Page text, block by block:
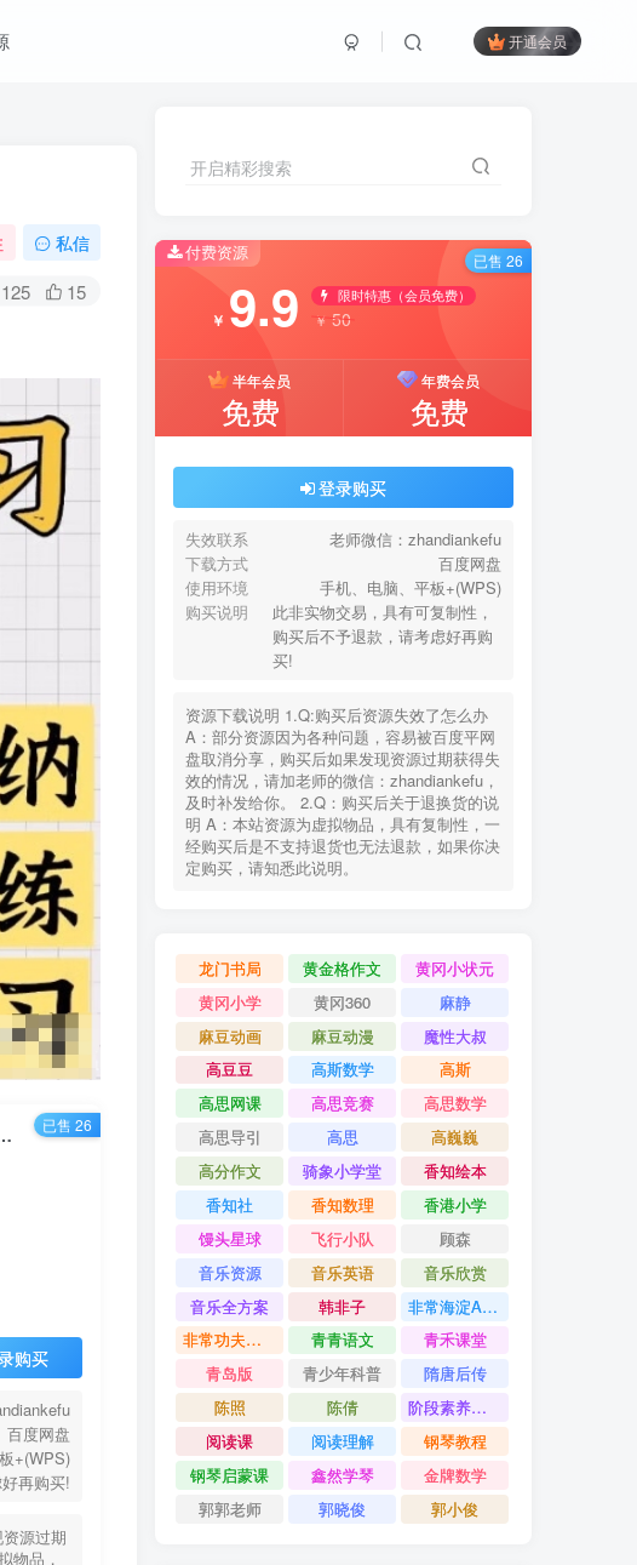
开通会员
私信
125 15
(语数英) 》网盘打包下载
购买
百度网盘
+(WPS)
再购买!
源过期
物品，
已售 26
开启精彩搜索
付费资源
￥ 9.9 限时特惠（会员免费）
￥ 50
半年会员
免费
年费会员
免费
登录购买
失效联系
老师微信：zhandiankefu
下载方式
百度网盘
使用环境
手机、电脑、平板+(WPS)
购买说明
此非实物交易，具有可复制性，
购买后不予退款，请考虑好再购
买!
资源下载说明 1.Q:购买后资源失效了怎么办
A：部分资源因为各种问题，容易被百度平网
盘取消分享，购买后如果发现资源过期获得失
效的情况，请加老师的微信：zhandiankefu，
及时补发给你。 2.Q：购买后关于退换货的说
明 A：本站资源为虚拟物品，具有复制性，一
经购买后是不支持退货也无法退款，如果你决
定购买，请知悉此说明。
已售 26
龙门书局 黄金格作文
黄冈小状元
黄冈小学
黄冈360
麻静
麻豆动画
麻豆动漫
魔性大叔
高豆豆
高斯数学
高斯
高思网课
高思竞赛
高思数学
高思导引
高思
高巍巍
高分作文
骑象小学堂
香知绘本
香知社
香知数理
香港小学
馒头星球
飞行小队
顾森
音乐资源
音乐英语
音乐欣赏
音乐全方案
韩非子
非常海淀AB卷
非常功夫作文
青青语文
青禾课堂
青岛版
青少年科普
隋唐后传
陈照
陈倩
阶段素养评价卷
阅读课
阅读理解
钢琴教程
钢琴启蒙课
鑫然学琴
金牌数学
郭郭老师
郭晓俊 郭小俊